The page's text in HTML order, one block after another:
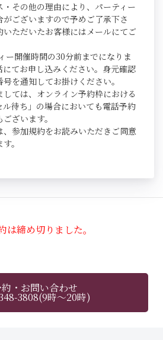
その他の理由により、パーティー
ございますので予めご了承下さ
ただいたお客様にはメールにてご
開催時間の30分前までになりま
てお申し込みください。身元確認
を通知してお掛けください。
ては、オンライン予約枠における
ル待ち」の場合においても電話予約
ざいます。
参加規約をお読みいただきご同意
。
は締め切りました。
約・お問い合わせ
3808(9時～20時)